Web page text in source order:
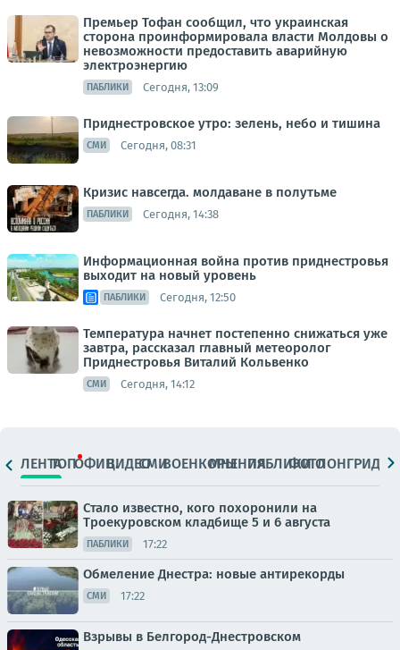
Премьер Тофан сообщил, что украинская
сторона проинформировала власти Молдовы о
невозможности предоставить аварийную
электроэнергию
ПАБЛИКИ Сегодня, 13:09
Приднестровское утро: зелень, небо и тишина
СМИ Сегодня, 08:31
Кризис навсегда. молдаване в полутьме
ПАБЛИКИ Сегодня, 14:38
Информационная война против приднестровья
выходит на новый уровень
ПАБЛИКИ Сегодня, 12:50
Температура начнет постепенно снижаться уже
завтра, рассказал главный метеоролог
Приднестровья Виталий Кольвенко
СМИ Сегодня, 14:12
ЛЕНТАТОПОФИЦ.ВИДЕОСМИВОЕНКОРЫМНЕНИЯПАБЛИКИ
ФОТОЛОНГРИДЫ
Стало известно, кого похоронили на
Троекуровском кладбище 5 и 6 августа
ПАБЛИКИ 17:22
Обмеление Днестра: новые антирекорды
СМИ 17:22
Взрывы в Белгород-Днестровском